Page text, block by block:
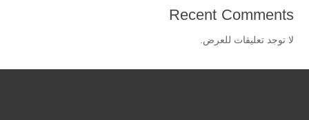
Recent Comments
لا توجد تعليقات للعرض.